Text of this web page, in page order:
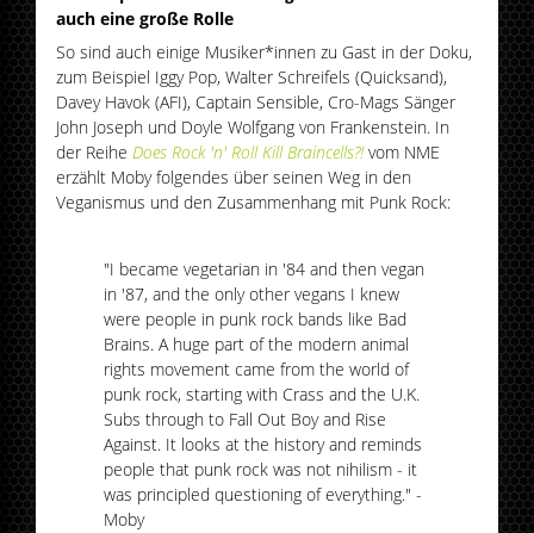
auch eine große Rolle
So sind auch einige Musiker*innen zu Gast in der Doku,
zum Beispiel Iggy Pop, Walter Schreifels (Quicksand),
Davey Havok (AFI), Captain Sensible, Cro-Mags Sänger
John Joseph und Doyle Wolfgang von Frankenstein. In
der ReiheDoes Rock 'n' Roll Kill Braincells?!vom NME
erzählt Moby folgendes über seinen Weg in den
Veganismus und den Zusammenhang mit Punk Rock:
"I became vegetarian in '84 and then vegan
in '87, and the only other vegans I knew
were people in punk rock bands like Bad
Brains. A huge part of the modern animal
rights movement came from the world of
punk rock, starting with Crass and the U.K.
Subs through to Fall Out Boy and Rise
Against. It looks at the history and reminds
people that punk rock was not nihilism - it
was principled questioning of everything." -
Moby